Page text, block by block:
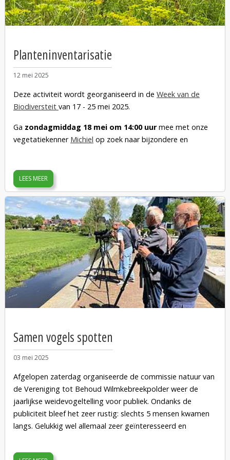
Planteninventarisatie
12 mei 2025
Deze activiteit wordt georganiseerd in de Week van de
Biodiversteit van 17 - 25 mei 2025.
Ga zondagmiddag 18 mei om 14:00 uurmee met onze
vegetatiekenner Michiel op zoek naar bijzondere en
schimmels en vogels) alles over de verschillende soorten die
je tegenkomt, de grondsoort die ze nodig hebben en de
gemeenschappen waarin ze samen voorkomen. Vertrek
vanaf de parkeerplaats van Tuinpark De Bongerd,
Kadoelenpad 21, 1035 NW Amsterdam.
1035 NW Amsterdam. Doe stevige schoenen aan en laad je
smartphone op om mooie foto's te maken.
Lees ook zijn ecologisch onderzoekPlanten bij een safari
door Kadoelerduinvan begin juni 2024.
Deze activiteit is gratis, maar meldt je van te voren aan bij
LEES MEER
Samen vogels spotten
03 mei 2025
Afgelopen zaterdag organiseerde de commissie natuur van
de Vereniging tot Behoud Wilmkebreekpolder weer de
jaarlijkse weidevogeltelling voor publiek. Ondanks de
publiciteit bleef het zeer rustig: slechts 5 mensen kwamen
langs. Gelukkig wel allemaal zeer geïnteresseerd en
spotten, nam de blijdschap toe. Verder zagen we